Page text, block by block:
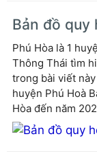
Bản đồ quy
Phú Hòa là 1
Thông Thái tìm
trong bài viết
huyện Phú Hoà
Hòa đến năm